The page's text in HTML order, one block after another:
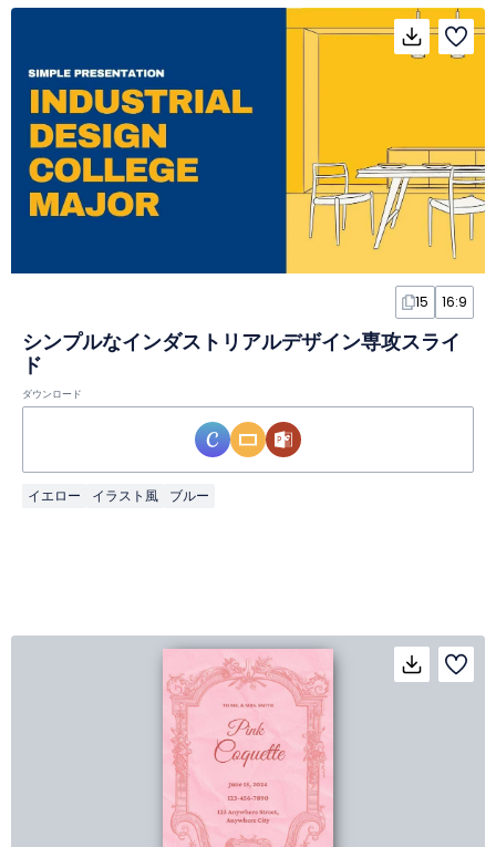
15 16:9
シンプルなインダストリアルデザイン専攻スライ
ド
ダウンロード
イエロー イラスト風 ブルー